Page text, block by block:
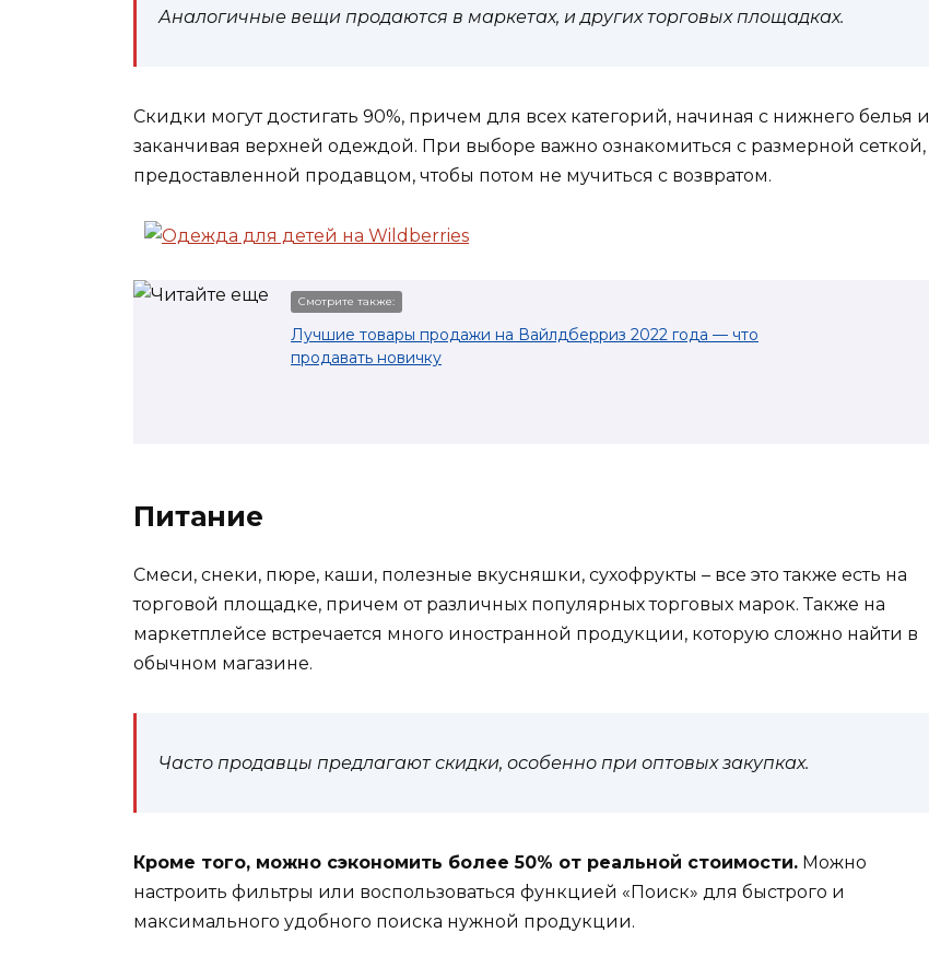
Аналогичные вещи продаются в маркетах, и других торговых площадках.
Скидки могут достигать 90%, причем для всех категорий, начиная с нижнего белья и
заканчивая верхней одеждой. При выборе важно ознакомиться с размерной сеткой,
предоставленной продавцом, чтобы потом не мучиться с возвратом.
Смотрите также:
Лучшие товары продажи на Вайлдберриз 2022 года — что
продавать новичку
Питание
Смеси, снеки, пюре, каши, полезные вкусняшки, сухофрукты – все это также есть на
торговой площадке, причем от различных популярных торговых марок. Также на
маркетплейсе встречается много иностранной продукции, которую сложно найти в
обычном магазине.
Часто продавцы предлагают скидки, особенно при оптовых закупках.
Кроме того, можно сэкономить более 50% от реальной стоимости. Можно
настроить фильтры или воспользоваться функцией «Поиск» для быстрого и
максимального удобного поиска нужной продукции.